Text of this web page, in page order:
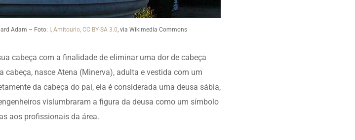
Adam – Foto: I, Amitourlo, CC BY-SA 3.0, via Wikimedia Commons
cabeça com a finalidade de eliminar uma dor de cabeça
nasce Atena (Minerva), adulta e vestida com um
da cabeça do pai, ela é considerada uma deusa sábia,
vislumbraram a figura da deusa como um símbolo
aos profissionais da área.